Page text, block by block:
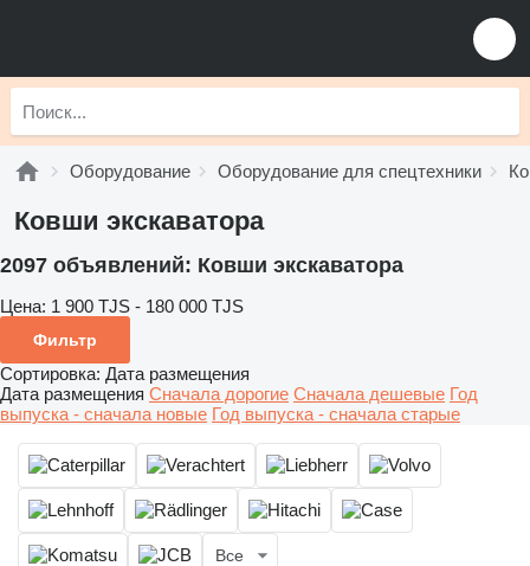
Оборудование Оборудование для спецтехники
Ковши экскаватора
2097 объявлений: Ковши экскаватора
Цена: 1 900 TJS - 180 000 TJS
Фильтр
Сортировка: Дата размещения
Дата размещения Сначала дорогие Сначала дешевые Год
выпуска - сначала новые Год выпуска - сначала старые
Все